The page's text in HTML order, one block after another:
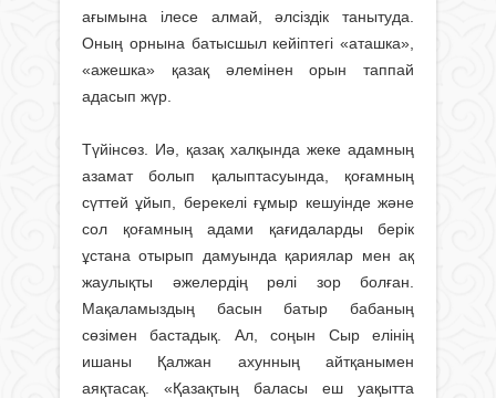
ағымына ілесе алмай, әлсіздік танытуда.
Оның орнына батысшыл кейіптегі «аташка»,
«ажешка» қазақ әлемінен орын таппай
адасып жүр.
Түйінсөз. Иә, қазақ халқында жеке адамның
азамат болып қалыптасуында, қоғамның
сүттей ұйып, берекелі ғұмыр кешуінде және
сол қоғамның адами қағидаларды берік
ұстана отырып дамуында қариялар мен ақ
жаулықты әжелердің рөлі зор болған.
Мақаламыздың басын батыр бабаның
сөзімен бастадық. Ал, соңын Сыр елінің
ишаны Қалжан ахунның айтқанымен
аяқтасақ. «Қазақтың баласы еш уақытта